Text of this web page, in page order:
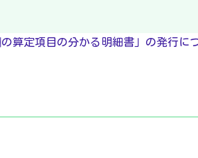
の算定項目の分かる明細書」の発行に